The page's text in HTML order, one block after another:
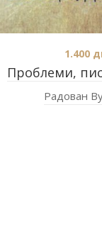
Проблеми,
1.400
Радован